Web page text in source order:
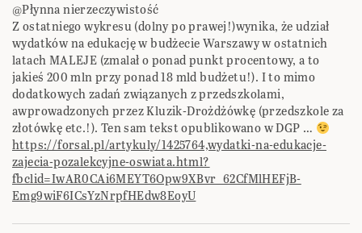
@Płynna nierzeczywistość
Z ostatniego wykresu (dolny po prawej!)wynika, że udział
wydatków na edukację w budżecie Warszawy w ostatnich
latach MALEJE (zmalał o ponad punkt procentowy, a to
jakieś 200 mln przy ponad 18 mld budżetu!). I to mimo
dodatkowych zadań związanych z przedszkolami,
awprowadzonych przez Kluzik-Drożdżówkę (przedszkole za
złotówkę etc.!). Ten sam tekst opublikowano w DGP …
https://forsal.pl/artykuly/1425764,wydatki-na-edukacje-
zajecia-pozalekcyjne-oswiata.html?
fbclid=IwAR0CAi6MEYT6Opw9XBvr_62CfMlHEFjB-
Emg9wiF6ICsYzNrpfHEdw8EoyU